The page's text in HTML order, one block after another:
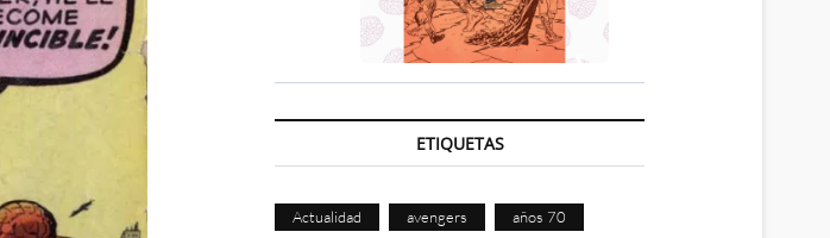
ETIQUETAS
Actualidad avengers años 70